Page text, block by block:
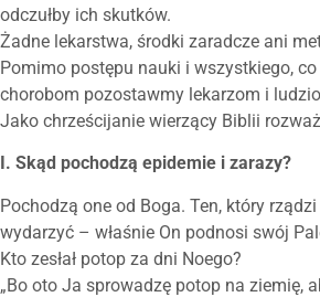
odczułby ich skutków.
Żadne lekarstwa, środki zaradcze ani
Pomimo postępu nauki i wszystkiego,
chorobom pozostawmy lekarzom i
Jako chrześcijanie wierzący Biblii
I. Skąd pochodzą epidemie i zarazy?
Pochodzą one od Boga. Ten, który
wydarzyć – właśnie On podnosi swój
Kto zesłał potop za dni Noego?
„Bo oto Ja sprowadzę potop na ziemię,